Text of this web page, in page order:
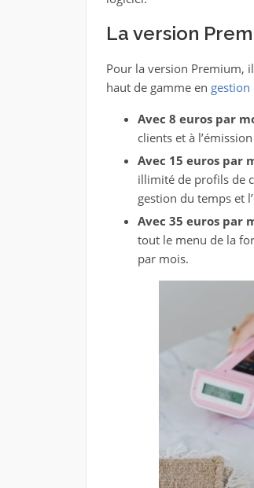
La version
Pour la version Premium,
haut de gamme en
Avec 8 euros par
clients et à
Avec 15 euros par
illimité de profils de
gestion du temps et
Avec 35 euros par
tout le menu de la
par mois.